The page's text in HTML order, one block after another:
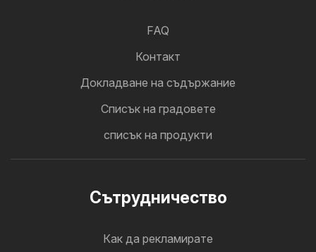
FAQ
Контакт
Докладване на съдържание
Cписък на градовете
списък на продукти
Cътрудничество
Как да рекламирате